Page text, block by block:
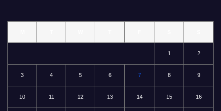
1 2
3 4 5 6 7 8 9
10 11 12 13 14 15 16